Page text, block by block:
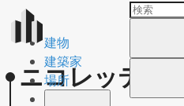
建物
建築家
場所
ニコレッティ